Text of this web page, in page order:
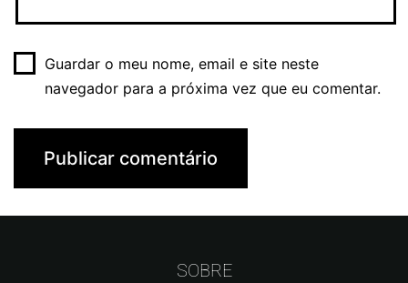
Guardar o meu nome, email e site neste
navegador para a próxima vez que eu comentar.
SOBRE